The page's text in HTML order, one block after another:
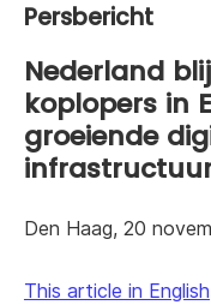
Persbericht
Nederland
koplopers in
groeiende
Den Haag, 20
This article in English